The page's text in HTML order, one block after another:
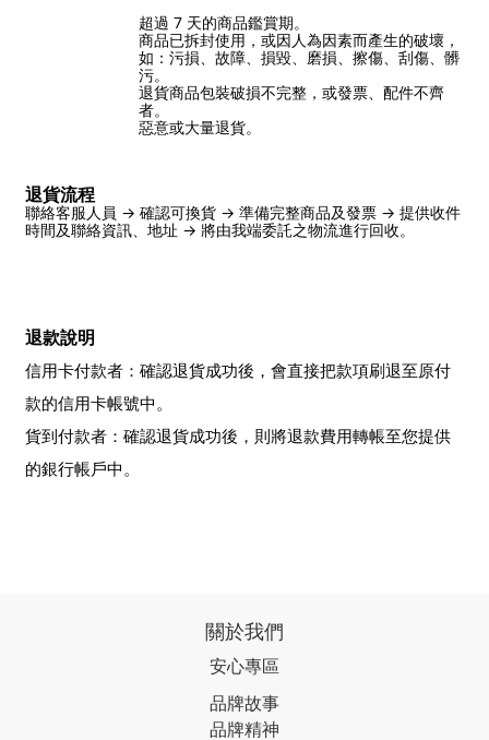
超過 7 天的商品鑑賞期。
商品已拆封使用，或因人為因素而產生的破壞，
如：污損、故障、損毀、磨損、擦傷、刮傷、髒
污。
退貨商品包裝破損不完整，或發票、配件不齊
者。
惡意或大量退貨。
退貨流程
聯絡客服人員 → 確認可換貨 → 準備完整商品及發票 → 提供收件
時間及聯絡資訊、地址 → 將由我端委託之物流進行回收。
退款說明
信用卡付款者：確認退貨成功後，會直接把款項刷退至原付
款的信用卡帳號中。
貨到付款者：確認退貨成功後，則將退款費用轉帳至您提供
的銀行帳戶中。
關於我們
安心專區
品牌故事
品牌精神